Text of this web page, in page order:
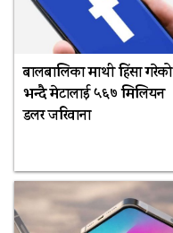
बालबालिका माथी हिंसा गरेको
भन्दै मेटालाई ५६७ मिलियन
डलर जरिवाना